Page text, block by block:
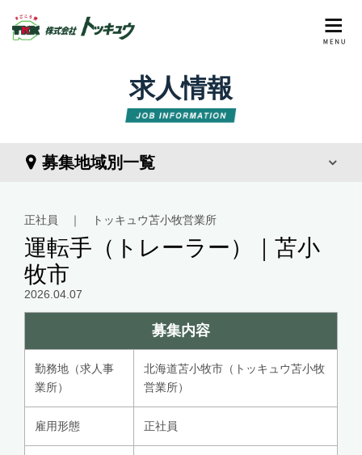
求人情報
募集地域別一覧
正社員 ｜ トッキュウ苫小牧営業所
運転手（トレーラー）｜苫小
牧市
2026.04.07
募集内容
勤務地（求人事
業所）
北海道苫小牧市（トッキュウ苫小牧
営業所）
雇用形態 正社員